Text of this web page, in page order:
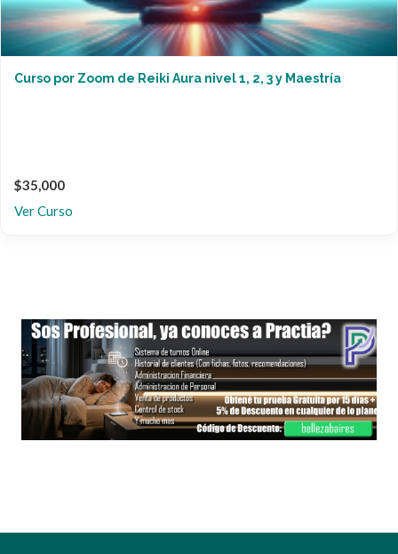
Curso por Zoom de Reiki Aura nivel 1, 2, 3 y Maestría
$35,000
Ver Curso